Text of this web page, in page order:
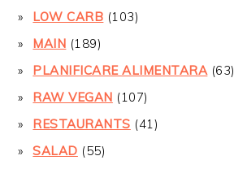
LOW CARB (103)
MAIN (189)
PLANIFICARE ALIMENTARA(63)
RAW VEGAN (107)
RESTAURANTS (41)
SALAD (55)